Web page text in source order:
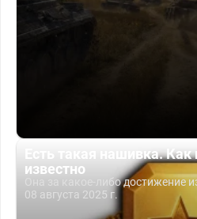
Есть такая нашивка. Как
известно
Она за какое-либо достижение
08 августа 2025 г.